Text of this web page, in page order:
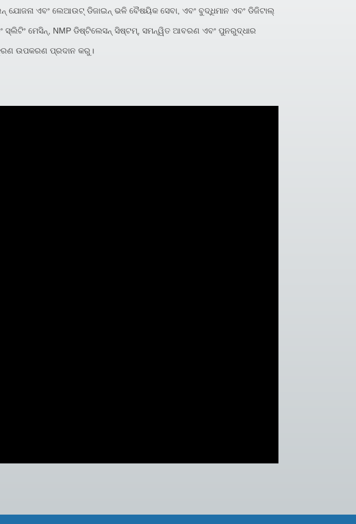
ଯୋଜନା ଏବଂ ଲେଆଉଟ୍ ଡିଜାଇନ୍ ଭଳି ବୈଷୟିକ ସେବା, ଏବଂ ବୁଦ୍ଧିମାନ ଏବଂ ଡିଜିଟାଲ୍
ସ୍ଲିଟିଂ ମେସିନ୍, NMP ଡିଷ୍ଟିଲେସନ୍ ସିଷ୍ଟମ୍, ସମନ୍ୱିତ ଆବରଣ ଏବଂ ପୁନରୁଦ୍ଧାର
ଉପକରଣ ପ୍ରଦାନ କରୁ।